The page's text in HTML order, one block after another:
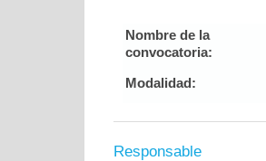
Nombre de la
convocatoria:
Modalidad:
Responsable